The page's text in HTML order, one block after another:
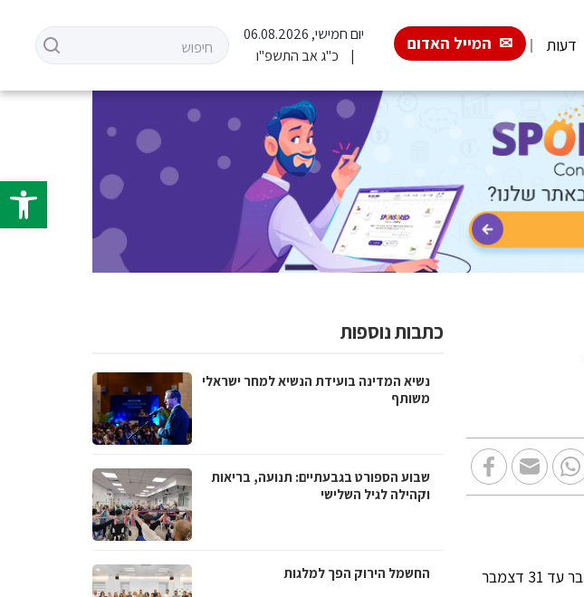
פתח
דעות המייל האדום
יום חמישי, 06.08.2026
כ"ג אב התשפ"ו
כתבות נוספות
נשיא המדינה בועידת הנשיא למחר ישראלי
משותף
שבוע הספורט בגבעתיים: תנועה, בריאות
וקהילה לגיל השלישי
החשמל הירוק הפך למלגות